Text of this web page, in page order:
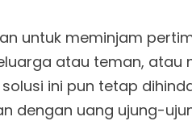
untuk meminjam
atau teman,
ini pun tetap
dengan uang ujung-